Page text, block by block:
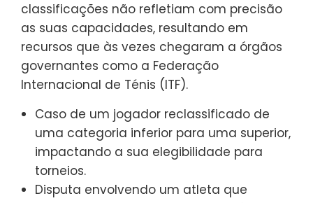
classificações não refletiam com precisão
as suas capacidades, resultando em
recursos que às vezes chegaram a órgãos
governantes como a Federação
Internacional de Ténis (ITF).
Caso de um jogador reclassificado de
uma categoria inferior para uma superior,
impactando a sua elegibilidade para
torneios.
Disputa envolvendo um atleta que